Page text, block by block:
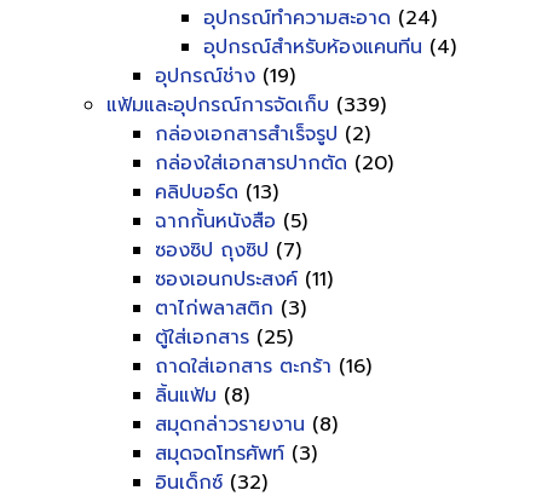
อุปกรณ์ทำความสะอาด (24)
อุปกรณ์สำหรับห้องแคนทีน (4)
อุปกรณ์ช่าง (19)
แฟ้มและอุปกรณ์การจัดเก็บ (339)
กล่องเอกสารสำเร็จรูป (2)
กล่องใส่เอกสารปากตัด (20)
คลิปบอร์ด (13)
ฉากกั้นหนังสือ (5)
ซองซิป ถุงซิป (7)
ซองเอนกประสงค์ (11)
ตาไก่พลาสติก (3)
ตู้ใส่เอกสาร (25)
ถาดใส่เอกสาร ตะกร้า (16)
ลิ้นแฟ้ม (8)
สมุดกล่าวรายงาน (8)
สมุดจดโทรศัพท์ (3)
อินเด็กซ์ (32)